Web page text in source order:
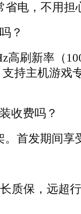
电，不用担
？
高刷新率（
持主机游戏
收费吗？
首发期间享
质保，远超